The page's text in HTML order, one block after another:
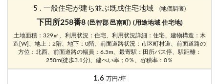
5 . 一般住宅が建ち並ぶ既成住宅地域 (地価調査)
下田所258番8 (邑智郡 邑南町) (用途地域 住宅地)
土地面積：329㎡、利用状況：住宅、利用状況詳細：住宅、建物構造：木
造[W]、地上：2階、地下：0階、前面道路状況：市区町村道、前面道路の
方位：北西、前面道路の幅員：6.5m、最寄駅：田所バス停、駅距離：
250m(徒歩3.1分)、建ぺい率；0％、容積率：0％
1.6 万円/坪